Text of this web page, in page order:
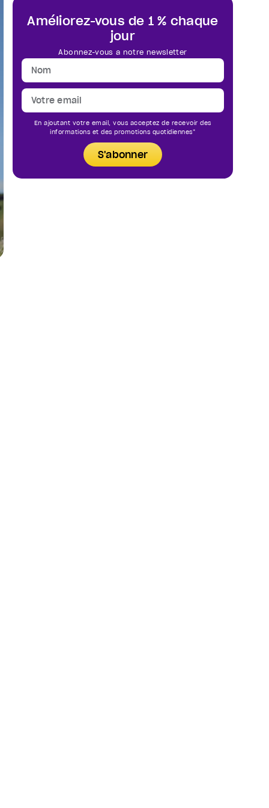
Améliorez-vous de 1 % chaque
jour
Abonnez-vous à notre newsletter
En ajoutant votre email, vous acceptez de recevoir des
informations et des promotions quotidiennes*
S'abonner